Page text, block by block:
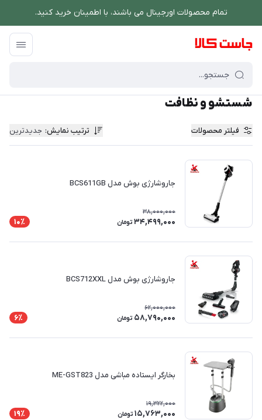
تمام محصولات اورجینال می باشند، با اطمینان خرید کنید.
فروشگاه اینترنتی جاست کالا
شستشو و نظافت
فیلتر محصولات ترتیب نمایش: جدیدترین
جاروشارژی بوش مدل BCS611GB
38,000,000
34,499,000 تومان 10٪
جاروشارژی بوش مدل BCS712XXL
62,000,000
58,790,000 تومان 6٪
بخارگر ایستاده مباشی مدل ME-GST823
19,322,000
15,763,000 تومان 19٪